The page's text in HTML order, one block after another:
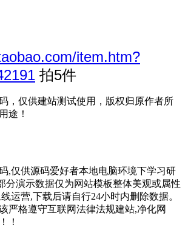
item.htm?
拍5件
，仅供建站测试使用，版权归原作者所
途！
,仅供源码爱好者本地电脑环境下学习研
分演示数据仅为网站模板整体美观或属性
运营,下载后请自行24小时内删除数据。
严格遵守互联网法律法规建站,净化网
！